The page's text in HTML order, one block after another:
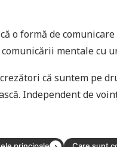
o formă de
mentale cu
că suntem pe
Independent de